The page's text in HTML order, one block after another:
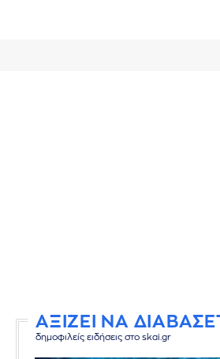
ΑΞΙΖΕΙ ΝΑ
δημοφιλείς ειδήσεις στο skai.gr